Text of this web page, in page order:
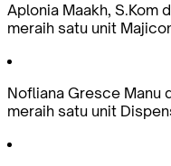
Aplonia Maakh, S.Kom
meraih satu unit
Nofliana Gresce Manu
meraih satu unit